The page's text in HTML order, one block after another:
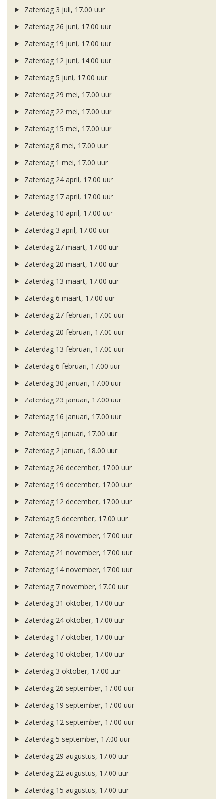
Zaterdag 3 juli, 17.00 uur
Zaterdag 26 juni, 17.00 uur
Zaterdag 19 juni, 17.00 uur
Zaterdag 12 juni, 14.00 uur
Zaterdag 5 juni, 17.00 uur
Zaterdag 29 mei, 17.00 uur
Zaterdag 22 mei, 17.00 uur
Zaterdag 15 mei, 17.00 uur
Zaterdag 8 mei, 17.00 uur
Zaterdag 1 mei, 17.00 uur
Zaterdag 24 april, 17.00 uur
Zaterdag 17 april, 17.00 uur
Zaterdag 10 april, 17.00 uur
Zaterdag 3 april, 17.00 uur
Zaterdag 27 maart, 17.00 uur
Zaterdag 20 maart, 17.00 uur
Zaterdag 13 maart, 17.00 uur
Zaterdag 6 maart, 17.00 uur
Zaterdag 27 februari, 17.00 uur
Zaterdag 20 februari, 17.00 uur
Zaterdag 13 februari, 17.00 uur
Zaterdag 6 februari, 17.00 uur
Zaterdag 30 januari, 17.00 uur
Zaterdag 23 januari, 17.00 uur
Zaterdag 16 januari, 17.00 uur
Zaterdag 9 januari, 17.00 uur
Zaterdag 2 januari, 18.00 uur
Zaterdag 26 december, 17.00 uur
Zaterdag 19 december, 17.00 uur
Zaterdag 12 december, 17.00 uur
Zaterdag 5 december, 17.00 uur
Zaterdag 28 november, 17.00 uur
Zaterdag 21 november, 17.00 uur
Zaterdag 14 november, 17.00 uur
Zaterdag 7 november, 17.00 uur
Zaterdag 31 oktober, 17.00 uur
Zaterdag 24 oktober, 17.00 uur
Zaterdag 17 oktober, 17.00 uur
Zaterdag 10 oktober, 17.00 uur
Zaterdag 3 oktober, 17.00 uur
Zaterdag 26 september, 17.00 uur
Zaterdag 19 september, 17.00 uur
Zaterdag 12 september, 17.00 uur
Zaterdag 5 september, 17.00 uur
Zaterdag 29 augustus, 17.00 uur
Zaterdag 22 augustus, 17.00 uur
Zaterdag 15 augustus, 17.00 uur